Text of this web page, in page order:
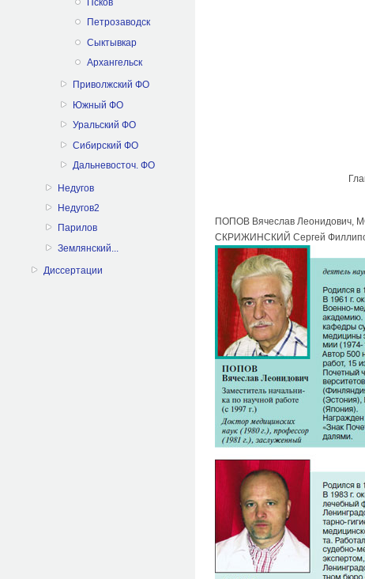
Петрозаводск
Сыктывкар
Архангельск
Приволжский ФО
Южный ФО
Уральский ФО
Сибирский ФО
Дальневосточ. ФО
Недугов
Недугов2
Парилов
Землянский...
Диссертации
ПОПОВ Вячеслав Леонидович,
СКРИЖИНСКИЙ Сергей